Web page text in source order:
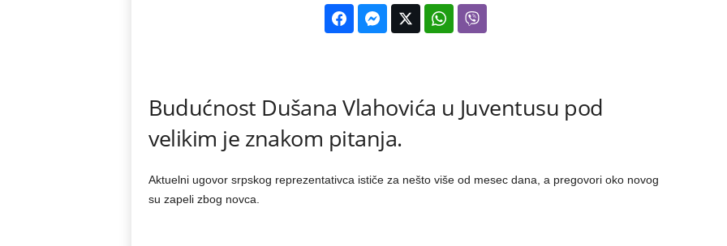
e
s
t
Budućnost Dušana Vlahovića u Juventusu pod
velikim je znakom pitanja.
Aktuelni ugovor srpskog reprezentativca ističe za nešto više od mesec dana, a pregovori oko novog
su zapeli zbog novca.